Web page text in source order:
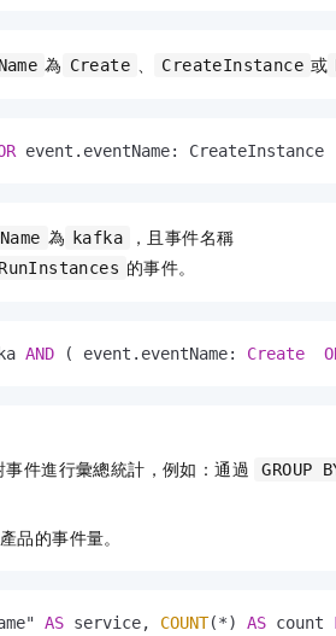
為 Create 、 CreateInstance 或
event.eventName: CreateInstance
為 kafka
，且事件名稱
RunInstances 的事件。
AND ( event.eventName: Create
件進行彙總統計，例如：通過 GROUP
品的事件量。
AS service, COUNT(*) AS count